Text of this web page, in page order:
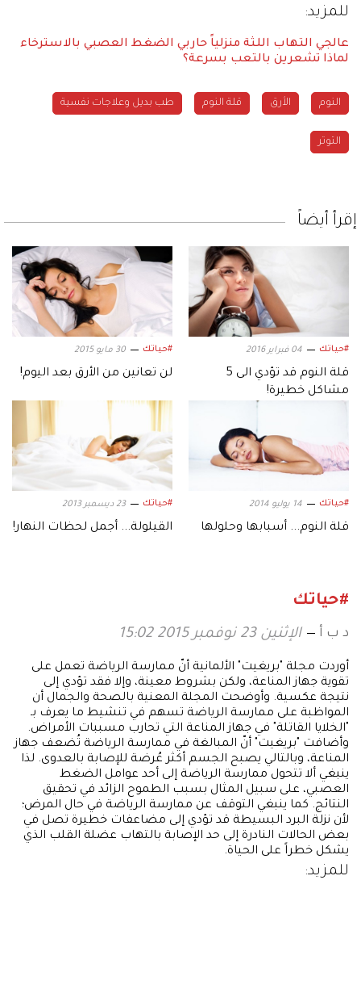
للمزيد:
عالجي التهاب اللثة منزلياً حاربي الضغط العصبي بالاسترخاء
لماذا تشعرين بالتعب بسرعة؟
النوم الأرق قلة النوم طب بديل وعلاجات نفسية
التوتر
إقرأ أيضاً
#حياتك 04 فبراير 2016
قلة النوم قد تؤدي الى 5
مشاكل خطيرة!
#حياتك 30 مايو 2015
لن تعانين من الأرق بعد اليوم!
#حياتك 14 يوليو 2014
قلة النوم... أسبابها وحلولها
#حياتك 23 ديسمبر 2013
القيلولة... أجمل لحظات النهار!
#حياتك
د ب أ الإثنين 23 نوفمبر 2015 15:02
أوردت مجلة "بريغيت" الألمانية أنّ ممارسة الرياضة تعمل على
تقوية جهاز المناعة، ولكن بشروط معينة، وإلا فقد تؤدي إلى
نتيجة عكسية. وأوضحت المجلة المعنية بالصحة والجمال أن
المواظبة على ممارسة الرياضة تسهم في تنشيط ما يعرف بـ
"الخلايا القاتلة" في جهاز المناعة التي تحارب مسببات الأمراض.
وأضافت "بريغيت" أنّ المبالغة في ممارسة الرياضة تُضعف جهاز
المناعة، وبالتالي يصبح الجسم أكثر عُرضة للإصابة بالعدوى. لذا
ينبغي ألا تتحول ممارسة الرياضة إلى أحد عوامل الضغط
العصبي، على سبيل المثال بسبب الطموح الزائد في تحقيق
النتائج. كما ينبغي التوقف عن ممارسة الرياضة في حال المرض؛
لأن نزلة البرد البسيطة قد تؤدي إلى مضاعفات خطيرة تصل في
بعض الحالات النادرة إلى حد الإصابة بالتهاب عضلة القلب الذي
يشكل خطراً على الحياة.
للمزيد: